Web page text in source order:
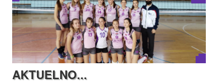
AKTUELNO...